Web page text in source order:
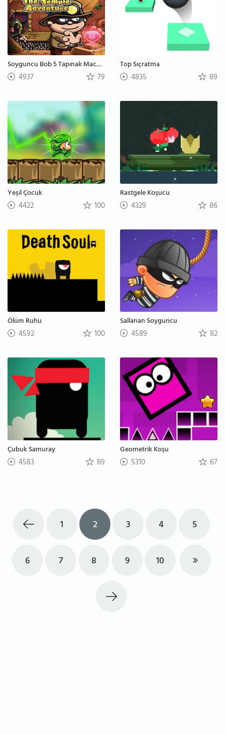
Soyguncu Bob 5 Tapınak Macerası
4937 79
Top Sıçratma
4835 89
Yeşil Çocuk
4422 100
Rastgele Koşucu
4329 86
Ölüm Ruhu
4592 100
Sallanan Soyguncu
4589 82
Çubuk Samuray
4583 89
Geometrik Koşu
5310 67
1 2 3 4 5
6 7 8 9 10